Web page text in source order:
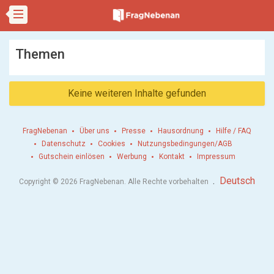
Themen
Keine weiteren Inhalte gefunden
FragNebenan Über uns Presse Hausordnung
Hilfe / FAQ
Datenschutz
Cookies
Nutzungsbedingungen/AGB
Gutschein einlösen
Werbung Kontakt Impressum
Copyright © 2026 FragNebenan. Alle Rechte vorbehalten . Deutsch